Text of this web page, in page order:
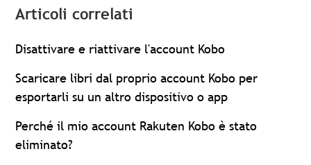
Articoli correlati
Disattivare e riattivare l'account Kobo
Scaricare libri dal proprio account Kobo per
esportarli su un altro dispositivo o app
Perché il mio account Rakuten Kobo è stato
eliminato?